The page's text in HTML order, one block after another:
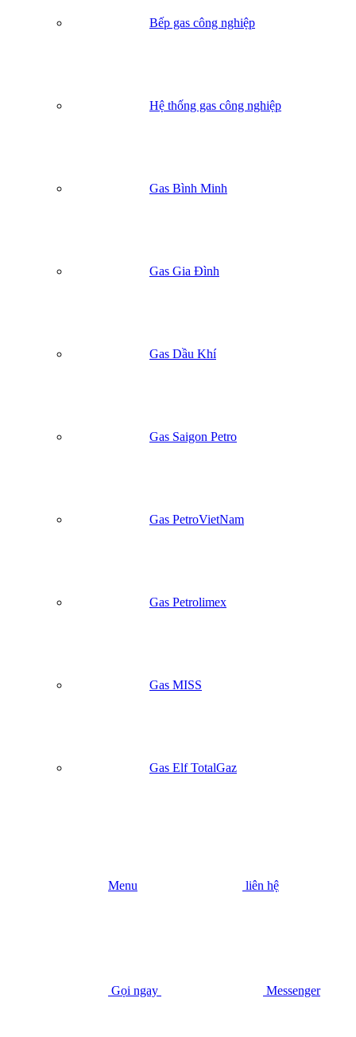
Bếp gas công nghiệp
Hệ thống gas công nghiệp
Gas Bình Minh
Gas Gia Đình
Gas Dầu Khí
Gas Saigon Petro
Gas PetroVietNam
Gas Petrolimex
Gas MISS
Gas Elf TotalGaz
Menu liên hệ
Gọi ngay Messenger